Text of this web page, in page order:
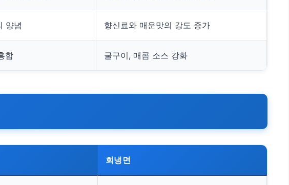
양념 향신료와 매운맛의 강도 증가
합 굴구이, 매콤 소스 강화
회냉면